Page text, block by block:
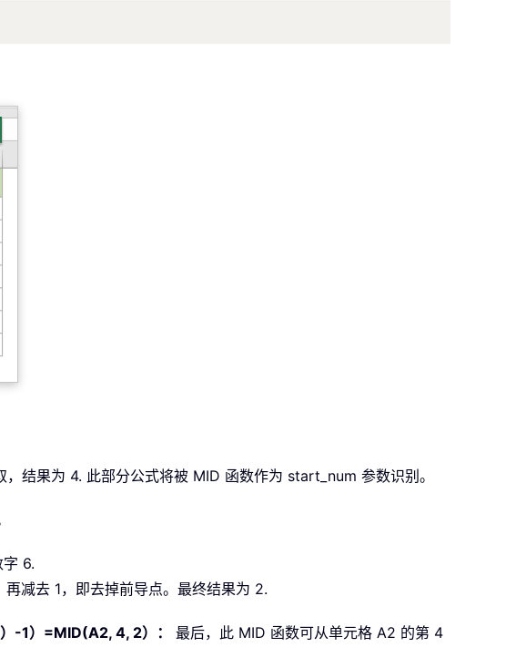
结果为 4. 此部分公式将被 MID 函数作为 start_num 参数识别。
6.
减去 1，即去掉前导点。最终结果为 2.
-1）=MID(A2, 4, 2）：
最后，此 MID 函数可从单元格 A2 的第 4